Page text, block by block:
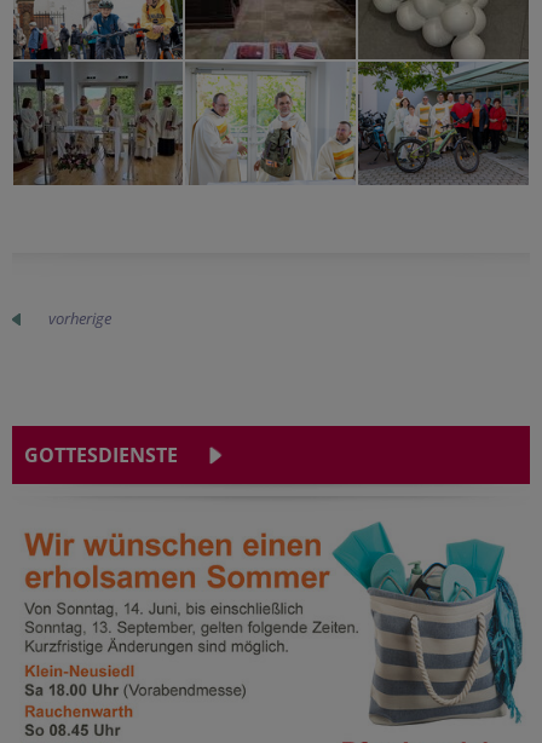
vorherige
GOTTESDIENSTE